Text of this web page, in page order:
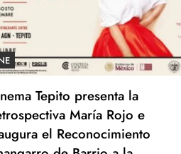
GASTRONOMÍA
Kyoto celebra el Día
Ramen con los auténticos
de Japón